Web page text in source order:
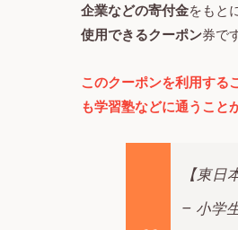
企業などの寄付金をもと
使用できるクーポン券で
このクーポンを利用する
も学習塾などに通うこと
【東日
– 小学